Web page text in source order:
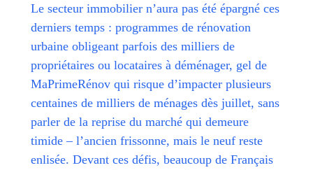
Le secteur immobilier n’aura pas été épargné ces
derniers temps : programmes de rénovation
urbaine obligeant parfois des milliers de
propriétaires ou locataires à déménager, gel de
MaPrimeRénov qui risque d’impacter plusieurs
centaines de milliers de ménages dès juillet, sans
parler de la reprise du marché qui demeure
timide – l’ancien frissonne, mais le neuf reste
enlisée. Devant ces défis, beaucoup de Français